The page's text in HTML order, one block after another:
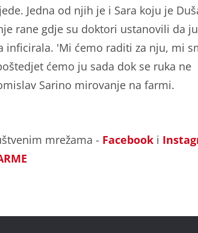
Jedna od njih je i Sara koju je
rane gdje su doktori ustanovili da
inficirala. 'Mi ćemo raditi za nju, mi
ćemo ju sada dok se ruka ne
Sarino mirovanje na farmi.
mrežama - Facebook i